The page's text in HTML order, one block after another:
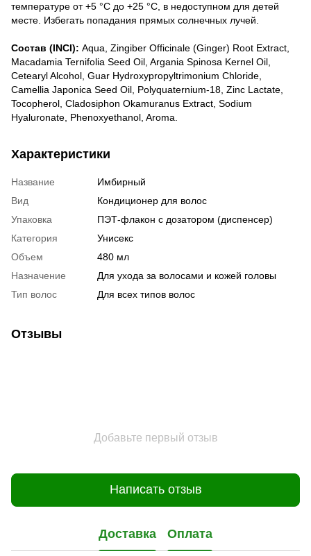
температуре от +5 °С до +25 °С, в недоступном для детей
месте. Избегать попадания прямых солнечных лучей.
Состав (INCI): Aqua, Zingiber Officinale (Ginger) Root Extract,
Macadamia Ternifolia Seed Oil, Argania Spinosa Kernel Oil,
Cetearyl Alcohol, Guar Hydroxypropyltrimonium Chloride,
Camellia Japonica Seed Oil, Polyquaternium-18, Zinc Lactate,
Tocopherol, Cladosiphon Okamuranus Extract, Sodium
Hyaluronate, Phenoxyethanol, Aroma.
Характеристики
Название
Имбирный
Вид
Кондиционер для волос
Упаковка
ПЭТ-флакон с дозатором (диспенсер)
Категория
Унисекс
Объем
480 мл
Назначение
Для ухода за волосами и кожей головы
Тип волос
Для всех типов волос
Отзывы
Добавьте первый отзыв
Написать отзыв
Доставка Оплата